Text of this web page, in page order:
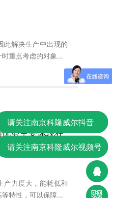
此解决生产中出现的
重点考虑的对象...
势主要体现在
产力度大，能耗低和
特性，可以保障...
请关注南京科隆威尔抖音
请关注南京科隆威尔视频号